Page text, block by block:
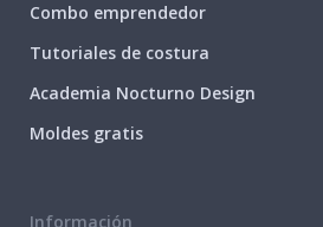
Combo emprendedor
Tutoriales de costura
Academia Nocturno Design
Moldes gratis
Información